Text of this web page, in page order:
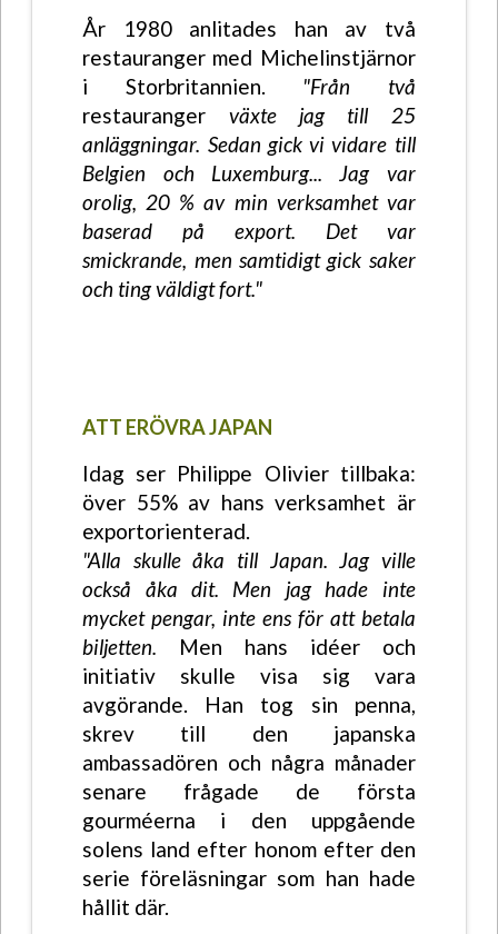
År 1980 anlitades han av två
restauranger med Michelinstjärnor
i Storbritannien. "Från två
restauranger växte jag till 25
anläggningar. Sedan gick vi vidare till
Belgien och Luxemburg... Jag var
orolig, 20 % av min verksamhet var
baserad på export. Det var
smickrande, men samtidigt gick saker
och ting väldigt fort."
ATT ERÖVRA JAPAN
Idag ser Philippe Olivier tillbaka:
över 55% av hans verksamhet är
exportorienterad.
"Alla skulle åka till Japan. Jag ville
också åka dit. Men jag hade inte
mycket pengar, inte ens för att betala
biljetten. Men hans idéer och
initiativ skulle visa sig vara
avgörande. Han tog sin penna,
skrev till den japanska
ambassadören och några månader
senare frågade de första
gourméerna i den uppgående
solens land efter honom efter den
serie föreläsningar som han hade
hållit där.